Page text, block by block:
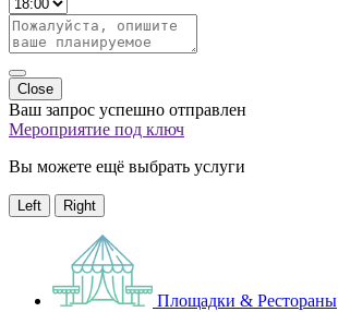
Close
Ваш запрос успешно отправлен
Мероприятие под ключ
Вы можете ещё выбрать услуги
Left Right
Площадки & Рестораны